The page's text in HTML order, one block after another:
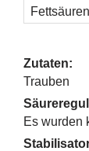
Zutaten:
Trauben
Es wurden